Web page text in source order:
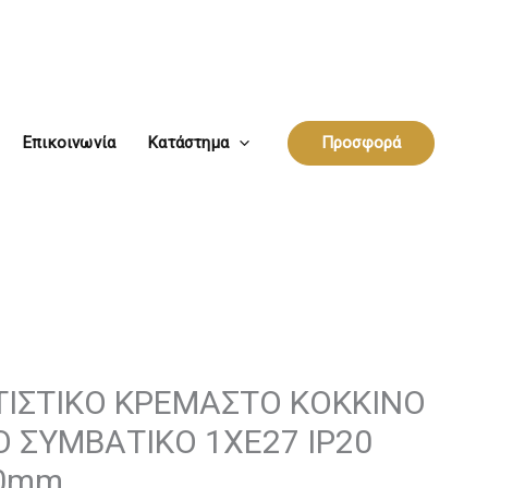
Επικοινωνία Κατάστημα Προσφορά
ΚΡΕΜΑΣΤΟ ΚΟΚΚΙΝΟ
ΣΥΜΒΑΤΙΚΟ 1ΧΕ27 IP20